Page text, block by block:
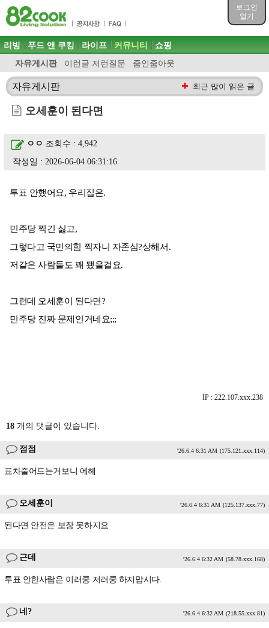
로그인
열기
목차
주메뉴 바로가기
컨텐츠 바로가기
검색 바로가기
로그인 바로가기
주메뉴
리빙 푸드 앤 쿠킹 라이프 커뮤니티
자유게시판 이런글 저런질문 줌인줌아웃
쇼핑
자유게시판 최근 많이 읽은 글
오세훈이 된다면
ㅇㅇ 조회수 : 4,942
작성일 : 2026-06-04 06:31:16
투표 안했어요, 우리집은.
민주당 찍긴 싫고,
그렇다고 국민의힘 찍자니 자존심?상해서.
저같은 사람들도 꽤 됐을걸요.
그런데 오세훈이 된다면?
민주당 진짜 문제인거네요;;;
IP : 222.107.xxx.238
18 개의 댓글이 있습니다.
점점 '26.6.4 6:31 AM (175.121.xxx.114)
표차줄어드는거보니 에헤
오세훈이 '26.6.4 6:31 AM (125.137.xxx.77)
된다면 안전은 보장 못하지요
근데 '26.6.4 6:32 AM (58.78.xxx.168)
투표 안한사람은 이러쿵 저러쿵 하지맙시다.
네? '26.6.4 6:32 AM (218.55.xxx.81)